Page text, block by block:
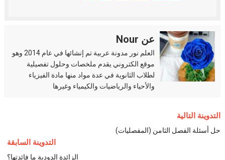
عن Nour
العلم نور مدونة عربية تم إنشائها في عام 2014 وهو
موقع الكتروني يقدم ملخصات وحلول تفصيلية
لطلاب الثانوية في عدة مواد منها مادة الفيزياء
والأحياء والرياضيات والكيمياء وغيرها
التدوينة التالية
حل أسئلة الفصل الثامن (المفصليات)
التدوينة السابقة
الزائدة الدودية ما فائدتها؟